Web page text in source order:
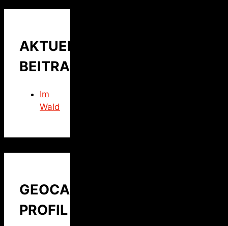
AKTUELLER
BEITRAG
Im
Wald
GEOCACHING
PROFIL